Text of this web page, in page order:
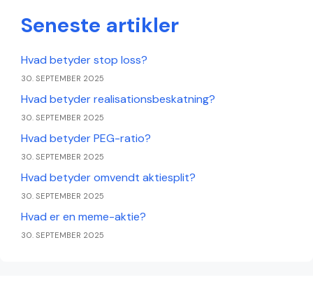
Seneste artikler
Hvad betyder stop loss?
30. SEPTEMBER 2025
Hvad betyder realisationsbeskatning?
30. SEPTEMBER 2025
Hvad betyder PEG-ratio?
30. SEPTEMBER 2025
Hvad betyder omvendt aktiesplit?
30. SEPTEMBER 2025
Hvad er en meme-aktie?
30. SEPTEMBER 2025